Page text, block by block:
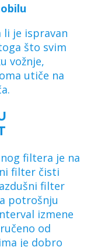
je ispravan
što svim
vožnje,
utiče na
filtera je na
filter čisti
filter
potrošnju
izmene
od
je dobro